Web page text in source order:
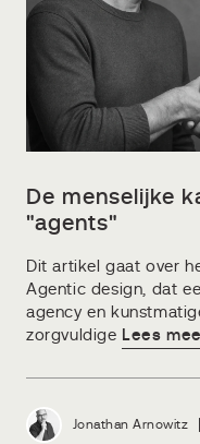
De menselijke
"agents"
Dit artikel gaat over
Agentic design, dat
agency en
zorgvuldige Lees
Jonathan Arnowitz